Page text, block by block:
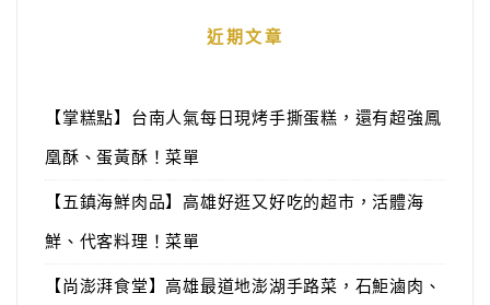
近期文章
【掌糕點】台南人氣每日現烤手撕蛋糕，還有超強鳳
凰酥、蛋黃酥！菜單
【五鎮海鮮肉品】高雄好逛又好吃的超市，活體海
鮮、代客料理！菜單
【尚澎湃食堂】高雄最道地澎湖手路菜，石鮔滷肉、